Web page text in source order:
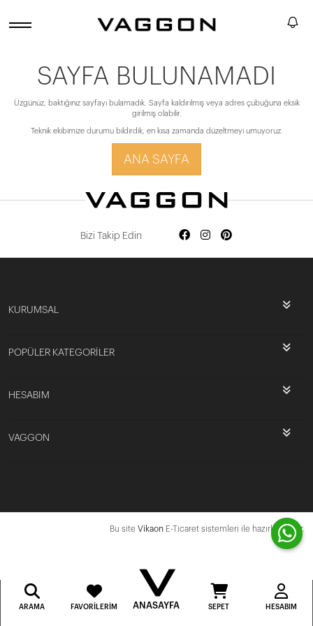
SAYFA BULUNAMADI
Üzgünüz, baktığınız sayfayı bulamadık. Sayfa kaldırılmış veya adres çubuğuna eksik
girilmiş olabilir.
Teknik ekibimize durumu bildirdik, en kısa zamanda düzeltmeyi umuyoruz.
ANA SAYFA
Bizi Takip Edin
KURUMSAL
POPÜLER KATEGORİLER
HESABIM
VAGGON
Bu site Vikaon E-Ticaret sistemleri ile hazırlanmıştır.
ARAMA FAVORILERIM ANASAYFA SEPET HESABIM